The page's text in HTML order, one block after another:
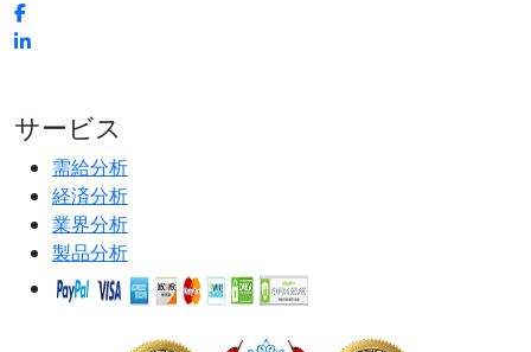
サービス
需給分析
経済分析
業界分析
製品分析